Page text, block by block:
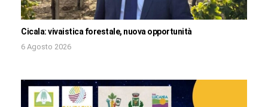
Cicala: vivaistica forestale, nuova opportunità
6 Agosto 2026